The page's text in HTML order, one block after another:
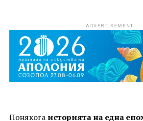
ADVERTISEMENT
Понякога историята на една